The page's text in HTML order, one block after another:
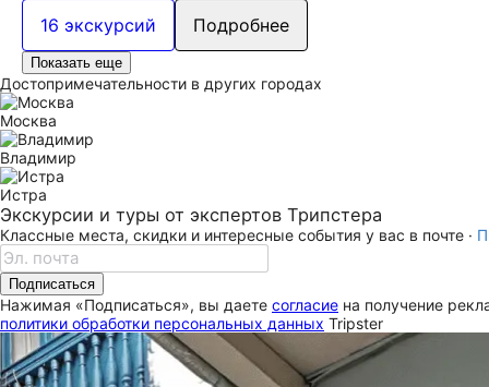
16 экскурсий Подробнее
Показать еще
Достопримечательности в других городах
Москва
Владимир
Истра
Экскурсии и туры от экспертов Трипстера
Классные места, скидки и интересные события у вас в почте ·
Подписаться
Нажимая «Подписаться», вы даете согласие на получение
политики обработки персональных данных Tripster